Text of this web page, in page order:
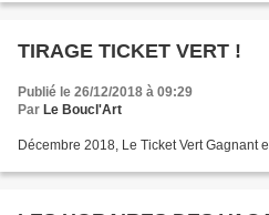
TIRAGE TICKET VERT !
Publié le 26/12/2018 à 09:29
Par Le Boucl'Art
Décembre 2018, Le Ticket Vert Gagnant